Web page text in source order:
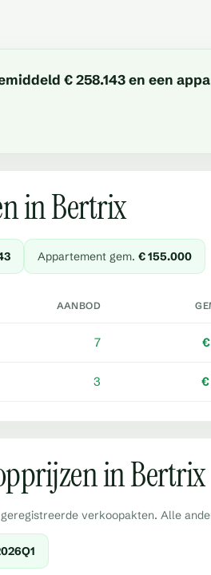
€ 258.143 en een
in Bertrix
Appartement gem. € 155.000
AANBOD
7
3 €
in Bertrix
verkoopakten. Alle